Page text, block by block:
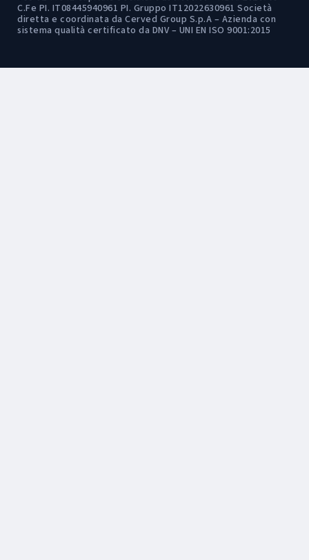
C.Fe PI. IT08445940961 PI. Gruppo IT12022630961 Società
diretta e coordinata da Cerved Group S.p.A – Azienda con
sistema qualità certificato da DNV – UNI EN ISO 9001:2015